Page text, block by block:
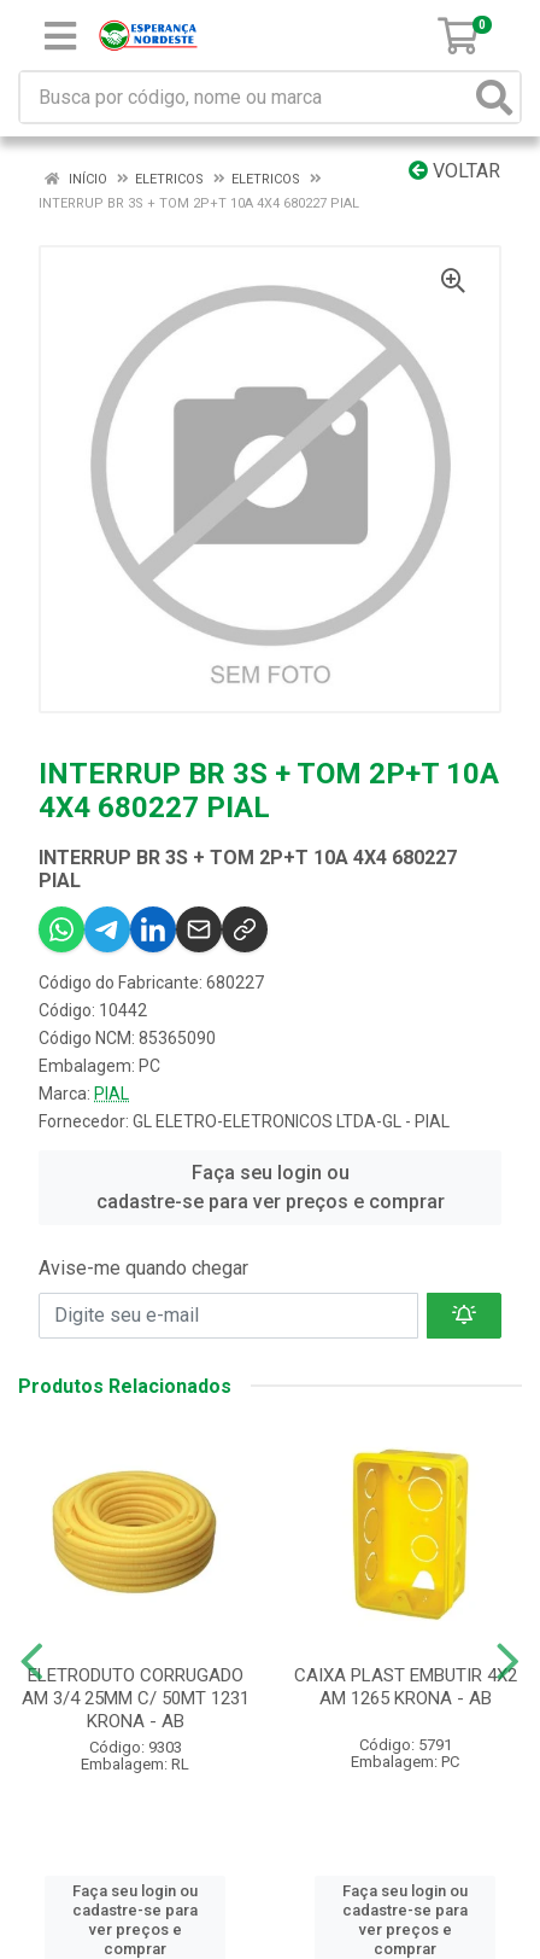
0
VOLTAR
INÍCIO ELETRICOS
ELETRICOS
INTERRUP BR 3S + TOM 2P+T 10A 4X4 680227 PIAL
INTERRUP BR 3S + TOM 2P+T 10A
4X4 680227 PIAL
INTERRUP BR 3S + TOM 2P+T 10A 4X4 680227
PIAL
Código do Fabricante: 680227
Código: 10442
Código NCM: 85365090
Embalagem: PC
Marca: PIAL
Fornecedor: GL ELETRO-ELETRONICOS LTDA-GL - PIAL
Faça seu login ou
cadastre-se para ver preços e comprar
Avise-me quando chegar
Produtos Relacionados
ELETRODUTO CORRUGADO
AM 3/4 25MM C/ 50MT 1231
KRONA - AB
Código: 9303
Embalagem: RL
Faça seu login ou
cadastre-se para
ver preços e
comprar
CAIXA PLAST EMBUTIR 4X2
AM 1265 KRONA - AB
Código: 5791
Embalagem: PC
Faça seu login ou
cadastre-se para
ver preços e
comprar